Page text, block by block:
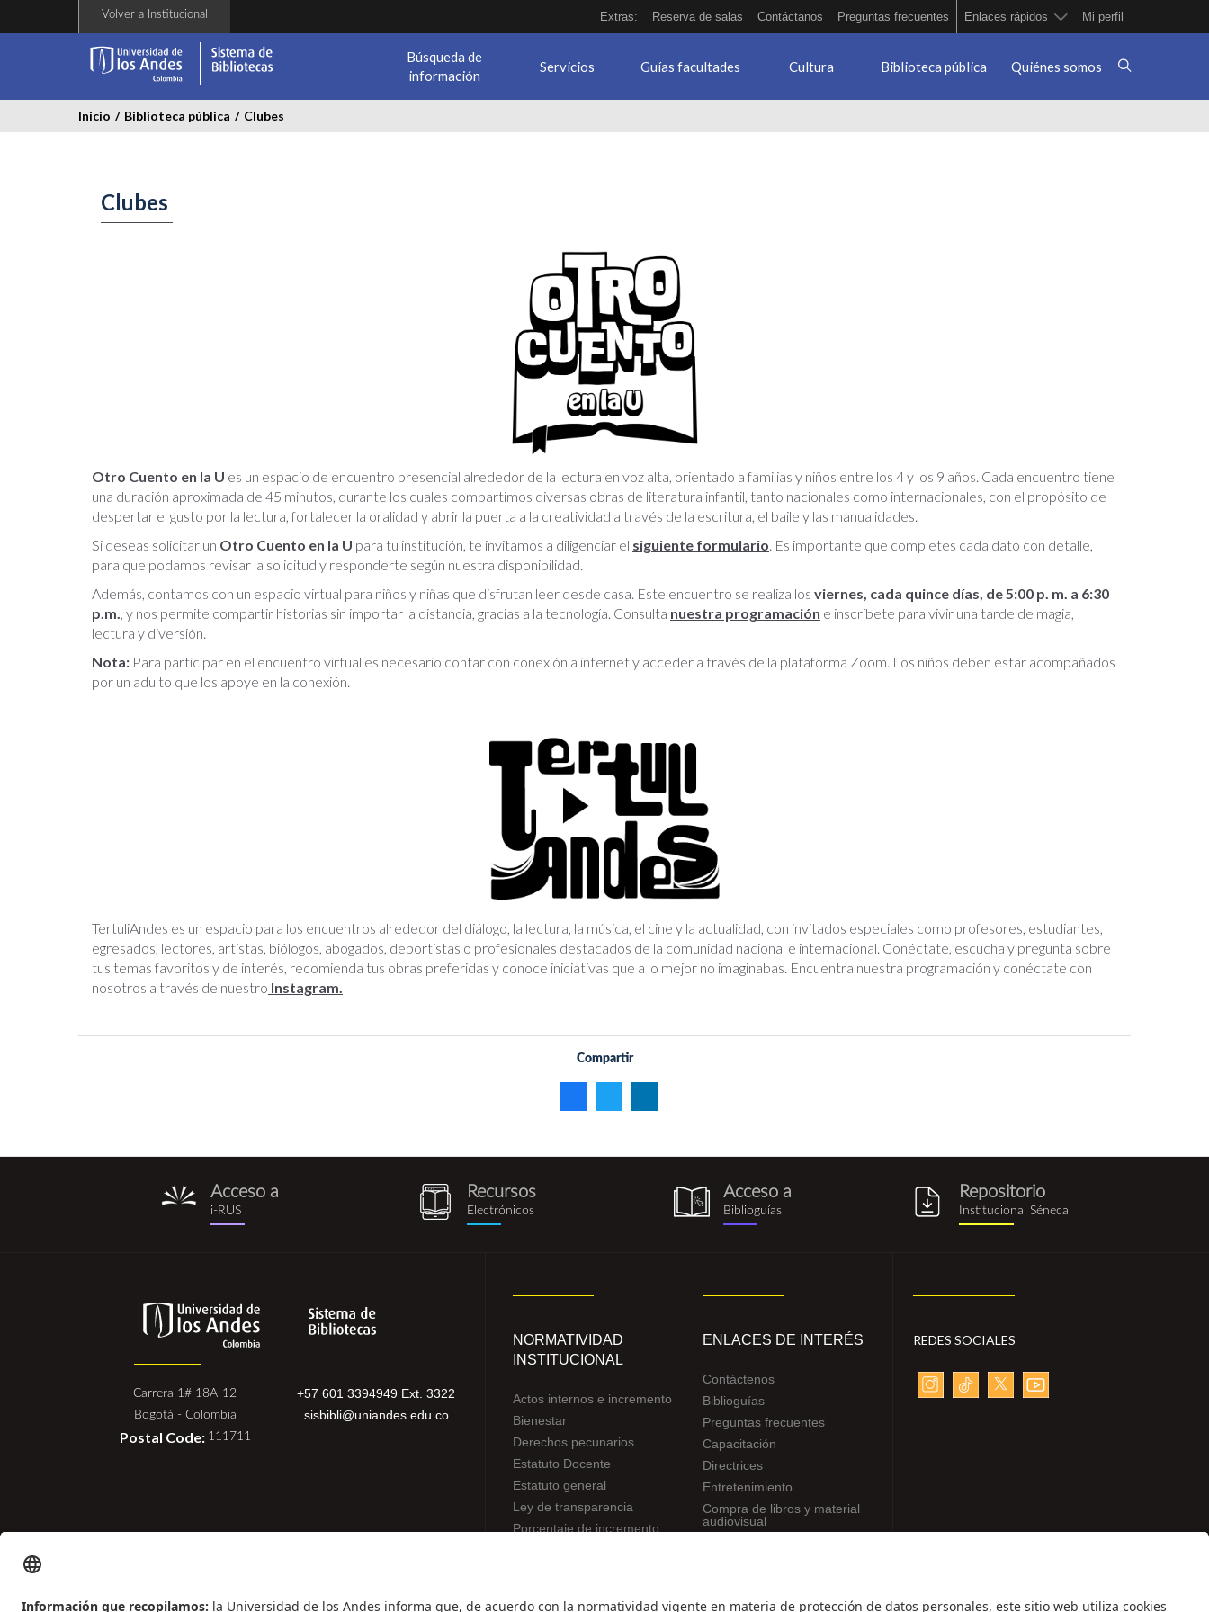
Volver a Institucional Extras: Reserva de salas Contáctanos Preguntas frecuentes Enlaces rápidos Mi perfil
Búsqueda de
información
Servicios Guías facultades Cultura Biblioteca pública Quiénes somos
Inicio / Biblioteca pública / Clubes
Clubes
Otro Cuento en la U es un espacio de encuentro presencial alrededor de la lectura en voz alta, orientado a familias y niños entre los 4 y los 9 años. Cada encuentro tiene
una duración aproximada de 45 minutos, durante los cuales compartimos diversas obras de literatura infantil, tanto nacionales como internacionales, con el propósito de
despertar el gusto por la lectura, fortalecer la oralidad y abrir la puerta a la creatividad a través de la escritura, el baile y las manualidades.
Si deseas solicitar un Otro Cuento en la U para tu institución, te invitamos a diligenciar el siguiente formulario Es importante que completes cada dato con detalle,
para que podamos revisar la solicitud y responderte según nuestra disponibilidad.
Además, contamos con un espacio virtual para niños y niñas que disfrutan leer desde casa. Este encuentro se realiza los viernes, cada quince días, de 5:00 p. m. a 6:30
p.m. , y nos permite compartir historias sin importar la distancia, gracias a la tecnología. Consulta nuestra programación e inscríbete para vivir una tarde de magia,
lectura y diversión.
Nota: Para participar en el encuentro virtual es necesario contar con conexión a internet y acceder a través de la plataforma Zoom. Los niños deben estar acompañados
por un adulto que los apoye en la conexión.
TertuliAndes es un espacio para los encuentros alrededor del diálogo, la lectura, la música, el cine y la actualidad, con invitados especiales como profesores, estudiantes,
egresados, lectores, artistas, biólogos, abogados, deportistas o profesionales destacados de la comunidad nacional e internacional. Conéctate, escucha y pregunta sobre
tus temas favoritos y de interés, recomienda tus obras preferidas y conoce iniciativas que a lo mejor no imaginabas. Encuentra nuestra programación y conéctate con
nosotros a través de nuestro Instagram.
Compartir
i-
rus.png
Acceso a
i-RUS recursos_electronicos.png
Recursos
Electrónicos biblioguia.png
Acceso a
Biblioguías
Repositorio
Institucional Séneca
Carrera 1# 18A-12
Bogotá - Colombia
Postal Code: 111711
+57 601 3394949 Ext. 3322
sisbibli@uniandes.edu.co
NORMATIVIDAD
INSTITUCIONAL
Actos internos e incremento
Bienestar
Derechos pecunarios
Estatuto Docente
Estatuto general
Ley de transparencia
Porcentaje de incremento
ENLACES DE INTERÉS
Contáctenos
Biblioguías
Preguntas frecuentes
Capacitación
Directrices
Entretenimiento
Compra de libros y material
audiovisual
REDES SOCIALES